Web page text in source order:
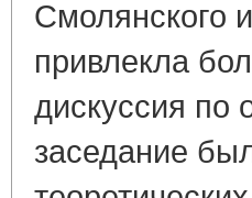
Смолянского
привлекла
дискуссия по
заседание